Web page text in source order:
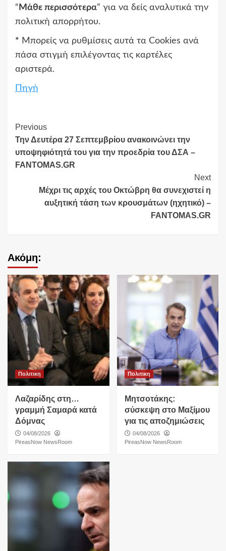
“ Μάθε περισσότερα” για να δείς αναλυτικά την
πολιτική απορρήτου.
* Μπορείς να ρυθμίσεις αυτά τα Cookies ανά
πάσα στιγμή επιλέγοντας τις καρτέλες
αριστερά.
Πηγή
Continue
Reading
Previous
Την Δευτέρα 27 Σεπτεμβρίου ανακοινώνει την
υποψηφιότητά του για την προεδρία του ΔΣΑ –
FANTOMAS.GR
Next
Μέχρι τις αρχές του Οκτώβρη θα συνεχιστεί η
αυξητική τάση των κρουσμάτων (ηχητικό) –
FANTOMAS.GR
Ακόμη:
Πολιτικη
Λαζαρίδης στη…
γραμμή Σαμαρά κατά
Δόμνας
04/08/2026
PireasNow NewsRoom
Πολιτικη
Μητσοτάκης:
σύσκεψη στο Μαξίμου
για τις αποζημιώσεις
04/08/2026
PireasNow NewsRoom